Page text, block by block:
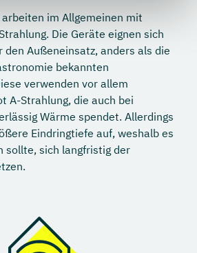
im Allgemeinen mit
Die Geräte eignen sich
Außeneinsatz, anders als die
bekannten
verwenden vor allem
A-Strahlung, die auch bei
Wärme spendet. Allerdings
Eindringtiefe auf, weshalb es
sollte, sich langfristig der